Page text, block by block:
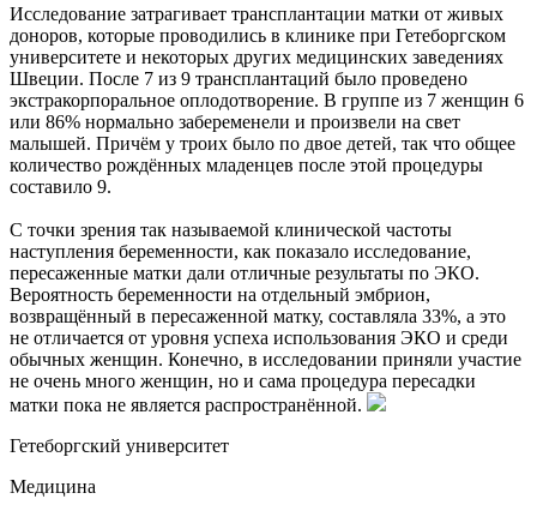
Исследование затрагивает трансплантации матки от живых
доноров, которые проводились в клинике при Гетеборгском
университете и некоторых других медицинских заведениях
Швеции. После 7 из 9 трансплантаций было проведено
экстракорпоральное оплодотворение. В группе из 7 женщин 6
или 86% нормально забеременели и произвели на свет
малышей. Причём у троих было по двое детей, так что общее
количество рождённых младенцев после этой процедуры
составило 9.
С точки зрения так называемой клинической частоты
наступления беременности, как показало исследование,
пересаженные матки дали отличные результаты по ЭКО.
Вероятность беременности на отдельный эмбрион,
возвращённый в пересаженной матку, составляла 33%, а это
не отличается от уровня успеха использования ЭКО и среди
обычных женщин. Конечно, в исследовании приняли участие
не очень много женщин, но и сама процедура пересадки
матки пока не является распространённой.
Гетеборгский университет
Медицина